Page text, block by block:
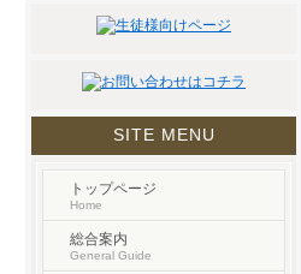
SITE MENU
トップページ
Home
総合案内
General Guide